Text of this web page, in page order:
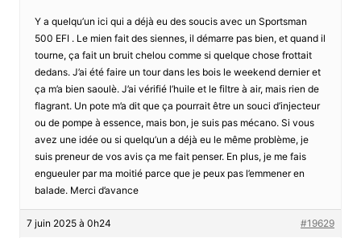
Y a quelqu’un ici qui a déjà eu des soucis avec un Sportsman
500 EFI . Le mien fait des siennes, il démarre pas bien, et quand il
tourne, ça fait un bruit chelou comme si quelque chose frottait
dedans. J’ai été faire un tour dans les bois le weekend dernier et
ça m’a bien saoulè. J’ai vérifié l’huile et le filtre à air, mais rien de
flagrant. Un pote m’a dit que ça pourrait être un souci d’injecteur
ou de pompe à essence, mais bon, je suis pas mécano. Si vous
avez une idée ou si quelqu’un a déjà eu le même problème, je
suis preneur de vos avis ça me fait penser. En plus, je me fais
engueuler par ma moitié parce que je peux pas l’emmener en
balade. Merci d’avance
7 juin 2025 à 0h24 #19629